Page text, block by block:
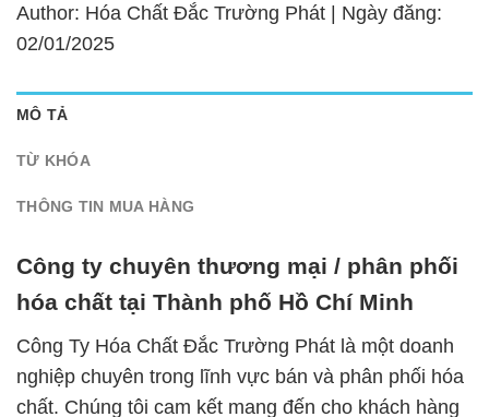
Author: Hóa Chất Đắc Trường Phát | Ngày đăng:
02/01/2025
MÔ TẢ
TỪ KHÓA
THÔNG TIN MUA HÀNG
Công ty chuyên thương mại / phân phối
hóa chất tại Thành phố Hồ Chí Minh
Công Ty Hóa Chất Đắc Trường Phát là một doanh
nghiệp chuyên trong lĩnh vực bán và phân phối hóa
chất. Chúng tôi cam kết mang đến cho khách hàng